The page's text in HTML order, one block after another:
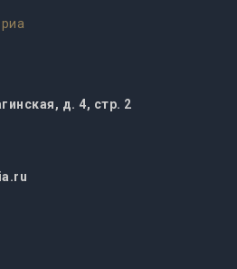
д. 4, стр. 2